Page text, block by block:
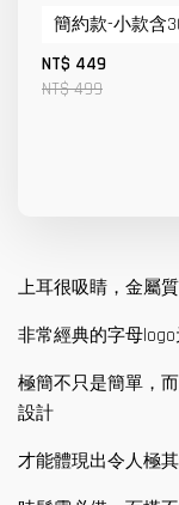
NT$ 449
NT$ 499
上耳很吸睛，金屬
非常經典的字母
極簡不只是簡單，
設計
才能體現出令人極